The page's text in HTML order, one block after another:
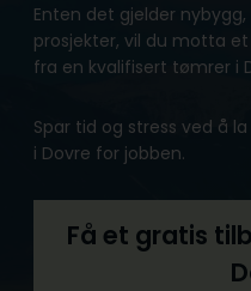
Enten det gjelder
prosjekter, vil du motta
fra en kvalifisert tømrer i
Spar tid og stress ved å
i Dovre for jobben.
Få et gratis